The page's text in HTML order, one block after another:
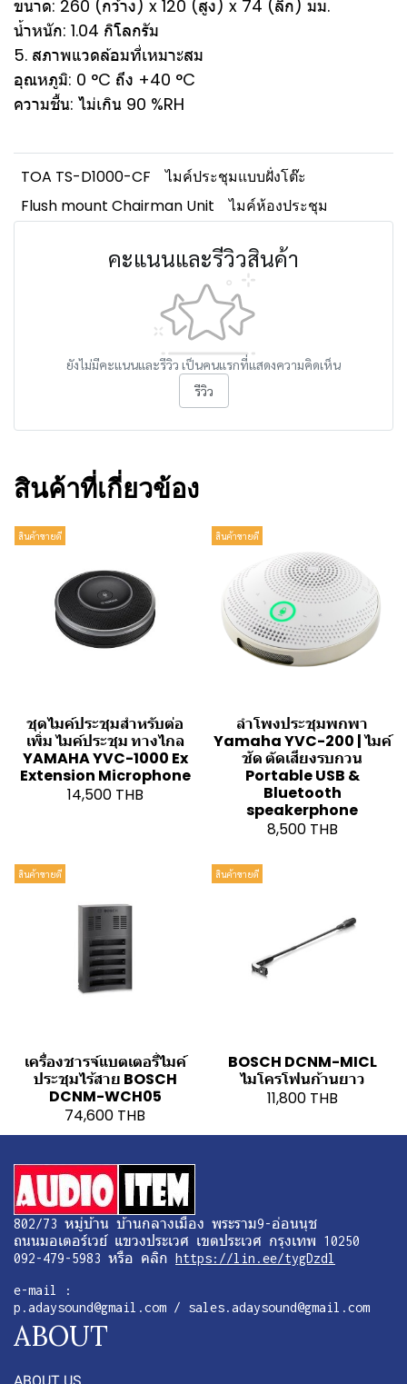
ขนาด: 260 (กว้าง) x 120 (สูง) x 74 (ลึก) มม.
น้ำหนัก: 1.04 กิโลกรัม
5. สภาพแวดล้อมที่เหมาะสม
อุณหภูมิ: 0 °C ถึง +40 °C
ความชื้น: ไม่เกิน 90 %RH
TOA TS-D1000-CF
ไมค์ประชุมแบบฝั่งโต๊ะ
Flush mount Chairman Unit
ไมค์ห้องประชุม
คะแนนและรีวิวสินค้า
ยังไม่มีคะแนนและรีวิว เป็นคนแรกที่แสดงความคิดเห็น
รีวิว
สินค้าที่เกี่ยวข้อง
สินค้าขายดี
ชุดไมค์ประชุมสำหรับต่อ
เพิ่ม ไมค์ประชุม ทางไกล
YAMAHA YVC-1000 Ex
Extension Microphone
14,500 THB
สินค้าขายดี
ลำโพงประชุมพกพา
Yamaha YVC-200 | ไมค์
ชัด ตัดเสียงรบกวน
Portable USB &
Bluetooth
speakerphone
8,500 THB
สินค้าขายดี
เครื่องชารจ์แบตเตอรี่ไมค์
ประชุมไร้สาย BOSCH
DCNM-WCH05
74,600 THB
สินค้าขายดี
BOSCH DCNM-MICL
ไมโครโฟนก้านยาว
11,800 THB
802/73 หมู่บ้าน บ้านกลางเมือง พระราม9-อ่อนนุช
ถนนมอเตอร์เวย์ แขวงประเวศ เขตประเวศ กรุงเทพ 10250
092-479-5983 หรือ คลิก https://lin.ee/tygDzdl
e-mail :
p.adaysound@gmail.com / sales.adaysound@gmail.com
ABOUT